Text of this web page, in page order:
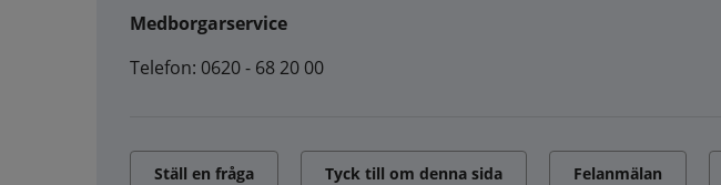
Medborgarservice
Telefon: 0620 - 68 20 00
Ställ en fråga Tyck till om denna sida Felanmälan